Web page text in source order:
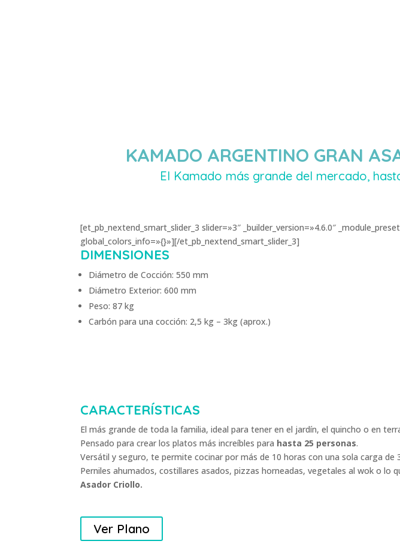
KAMADO ARGENTINO GRAN
El Kamado más grande del mercado,
[et_pb_nextend_smart_slider_3 slider=»3″ _builder_version=»4.6.0″
global_colors_info=»{}»][/et_pb_nextend_smart_slider_3]
DIMENSIONES
Diámetro de Cocción: 550 mm
Diámetro Exterior: 600 mm
Peso: 87 kg
Carbón para una cocción: 2,5 kg – 3kg (aprox.)
CARACTERÍSTICAS
El más grande de toda la familia, ideal para tener en el jardín, el quincho o en
Pensado para crear los platos más increíbles para hasta 25 personas.
Versátil y seguro, te permite cocinar por más de 10 horas con una sola carga de
Perniles ahumados, costillares asados, pizzas horneadas, vegetales al wok o lo
Asador Criollo.
Ver Plano